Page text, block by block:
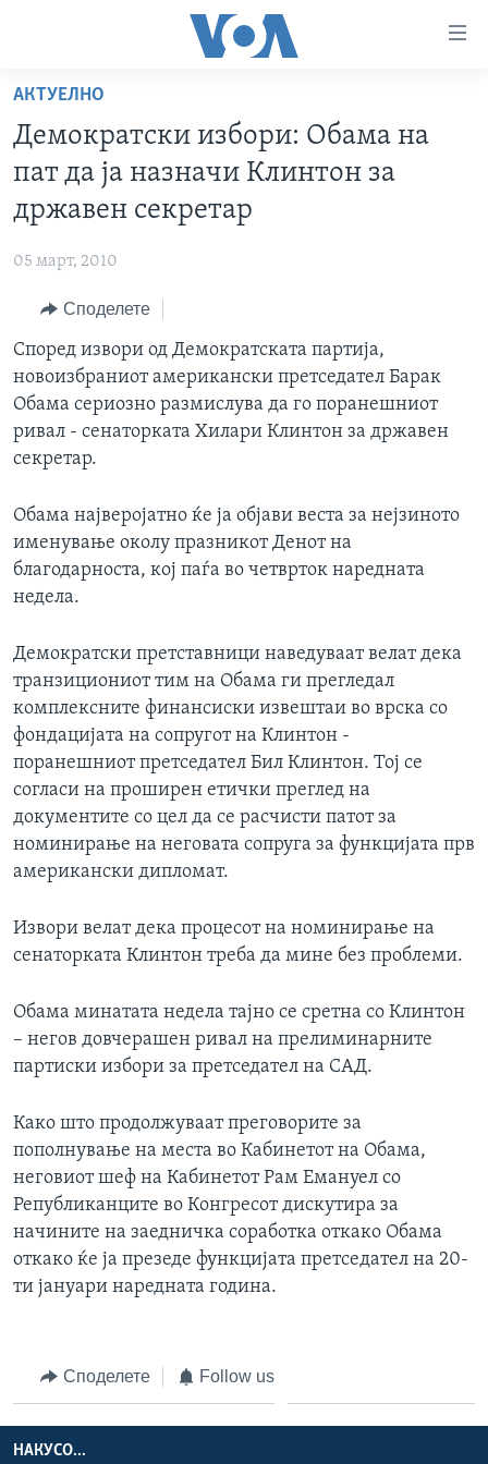
пристапност
Премини
на
главната
содржина
Премини
до
навигација
Пребарувај
РУБРИКИ
СВЕТ
ЕКОНОМИЈА
ПОЛИТИКА
ЗДРАВЈЕ
НАУКА
УМЕТНОСТ И ЗАБАВА
ИНТЕРВЈУА
ФОТОГАЛЕРИИ
АРХИВИРАНА ПРОГРАМА
NEWSFLASH - АРХИВА
ВЕСТИ ОД САД ВО МИНУТА - АРХИВА
ИЗБОРИ ВО САД 2020 - АРХИВА
ЗА НАС
Learning English
НАКУСО...
Јазици
АКТУЕЛНО
Демократски избори: Обама на
пат да ја назначи Клинтон за
државен секретар
05 март, 2010
Споделете
Според извори од Демократската партија,
новоизбраниот американски претседател Барак
Обама сериозно размислува да го поранешниот
ривал - сенаторката Хилари Клинтон за државен
секретар.
Обама најверојатно ќе ја објави веста за нејзиното
именување околу празникот Денот на
благодарноста, кој паѓа во четврток наредната
недела.
Демократски претставници наведуваат велат дека
транзициониот тим на Обама ги прегледал
комплексните финансиски извештаи во врска со
фондацијата на сопругот на Клинтон -
поранешниот претседател Бил Клинтон. Тој се
согласи на проширен етички преглед на
документите со цел да се расчисти патот за
номинирање на неговата сопруга за функцијата прв
американски дипломат.
Извори велат дека процесот на номинирање на
сенаторката Клинтон треба да мине без проблеми.
Обама минатата недела тајно се сретна со Клинтон
– негов довчерашен ривал на прелиминарните
партиски избори за претседател на САД.
Како што продолжуваат преговорите за
пополнување на места во Кабинетот на Обама,
неговиот шеф на Кабинетот Рам Емануел со
Републиканците во Конгресот дискутира за
начините на заедничка соработка откако Обама
откако ќе ја презеде функцијата претсeдател на 20-
ти јануари наредната година.
Споделете Follow us
НАКУСО...